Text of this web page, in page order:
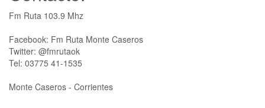
Fm Ruta 103.9 Mhz
Facebook: Fm Ruta Monte Caseros
Twitter: @fmrutaok
Tel: 03775 41-1535
Monte Caseros - Corrientes